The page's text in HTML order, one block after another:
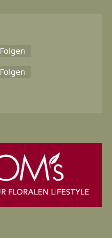
Folgen
Folgen